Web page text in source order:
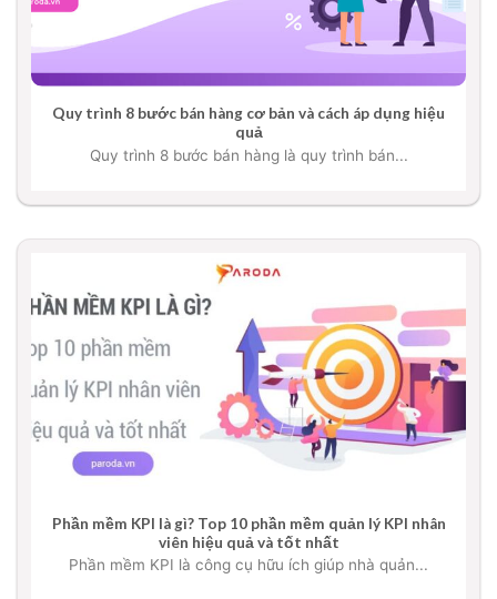
Quy trình 8 bước bán hàng cơ bản và cách áp dụng hiệu
quả
Quy trình 8 bước bán hàng là quy trình bán...
Phần mềm KPI là gì? Top 10 phần mềm quản lý KPI nhân
viên hiệu quả và tốt nhất
Phần mềm KPI là công cụ hữu ích giúp nhà quản...